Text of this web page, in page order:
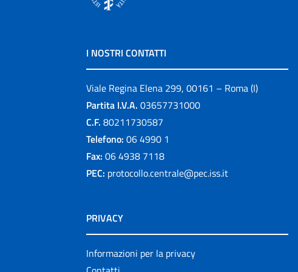
I NOSTRI CONTATTI
Viale Regina Elena 299, 00161 – Roma (I)
Partita I.V.A. 03657731000
C.F. 80211730587
Telefono: 06 4990 1
Fax: 06 4938 7118
PEC: protocollo.centrale@pec.iss.it
PRIVACY
Informazioni per la privacy